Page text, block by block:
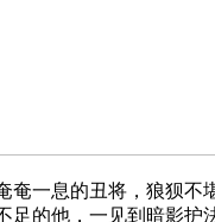
奄一息的丑将，狼狈不
足的他，一见到暗影护